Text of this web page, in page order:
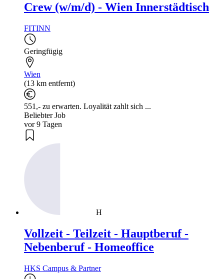
Crew (w/m/d) - Wien Innerstädtisch
FITINN
Geringfügig
Wien
(13 km entfernt)
551,- zu erwarten. Loyalität zahlt sich ...
Beliebter Job
vor 9 Tagen
H
Vollzeit - Teilzeit - Hauptberuf -
Nebenberuf - Homeoffice
HKS Campus & Partner